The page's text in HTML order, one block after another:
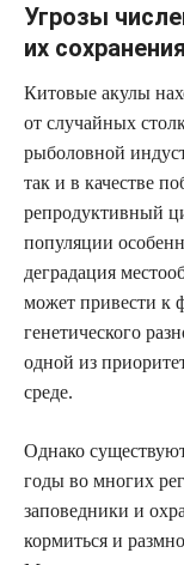
Угрозы
их сохранения
Китовые акулы
от случайных
рыболовной
так и в качестве
репродуктивный
популяции
деградация
может привести к
генетического
одной из
среде.
Однако
годы во многих
заповедники и
кормиться и